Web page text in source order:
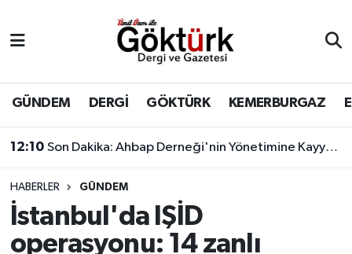
GÜNDEM DERGİ GÖKTÜRK KEMERBURGAZ
12:10 Son Dakika: Ahbap Derneği'nin Yönetimine Kayyum Atandı
HABERLER GÜNDEM
İstanbul'da IŞİD
operasyonu: 14 zanlı
BİLİM
DERGİ
DÜNYA
EĞİTİM
Eyüpsultan Hava Durumu
Eyüpsultan Trafik Yoğunluk Haritası
Süper Lig Puan Durumu ve Fikstür
Tüm Manşetler
Son Dakika Haberleri